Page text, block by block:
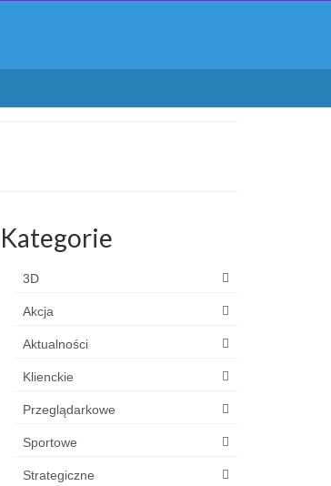
Kategorie
3D
Akcja
Aktualności
Klienckie
Przeglądarkowe
Sportowe
Strategiczne